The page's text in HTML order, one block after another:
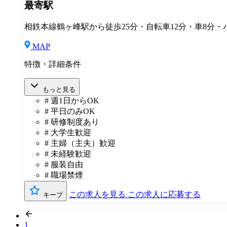
最寄駅
相鉄本線鶴ヶ峰駅から徒歩25分・自転車12分・車8分・
MAP
特徴・詳細条件
もっと見る
# 週1日からOK
# 平日のみOK
# 研修制度あり
# 大学生歓迎
# 主婦（主夫）歓迎
# 未経験歓迎
# 服装自由
# 職場禁煙
キープ この求人を見る この求人に応募する
1